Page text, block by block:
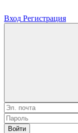
Вход Регистрация
Войти